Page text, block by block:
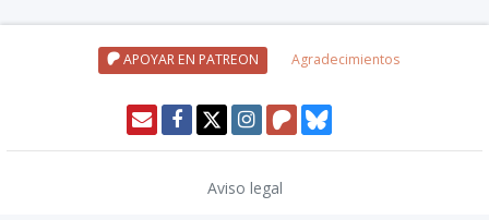
APOYAR EN PATREON Agradecimientos
Aviso legal